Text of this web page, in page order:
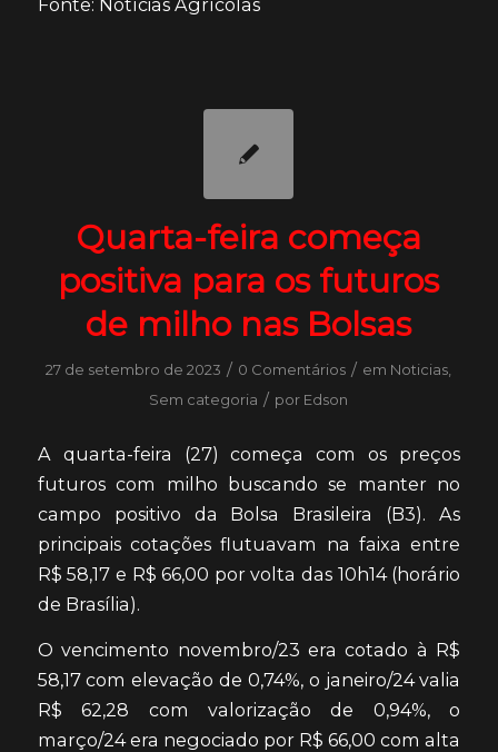
Quarta-feira começa
positiva para os futuros
de milho nas Bolsas
27 de setembro de 2023 / 0 Comentários / em Noticias,
Sem categoria / por Edson
A quarta-feira (27) começa com os preços
futuros com milho buscando se manter no
campo positivo da Bolsa Brasileira (B3). As
principais cotações flutuavam na faixa entre
R$ 58,17 e R$ 66,00 por volta das 10h14 (horário
de Brasília).
O vencimento novembro/23 era cotado à R$
58,17 com elevação de 0,74%, o janeiro/24 valia
R$ 62,28 com valorização de 0,94%, o
março/24 era negociado por R$ 66,00 com alta